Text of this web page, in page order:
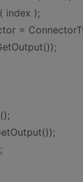
index );
=